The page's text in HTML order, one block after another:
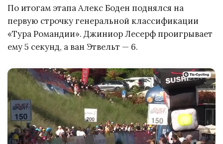
По итогам этапа Алекс Боден поднялся на
первую строчку генеральной классификации
«Тура Романдии». Джиниор Лесерф проигрывает
ему 5 секунд, а ван Этвельт — 6.